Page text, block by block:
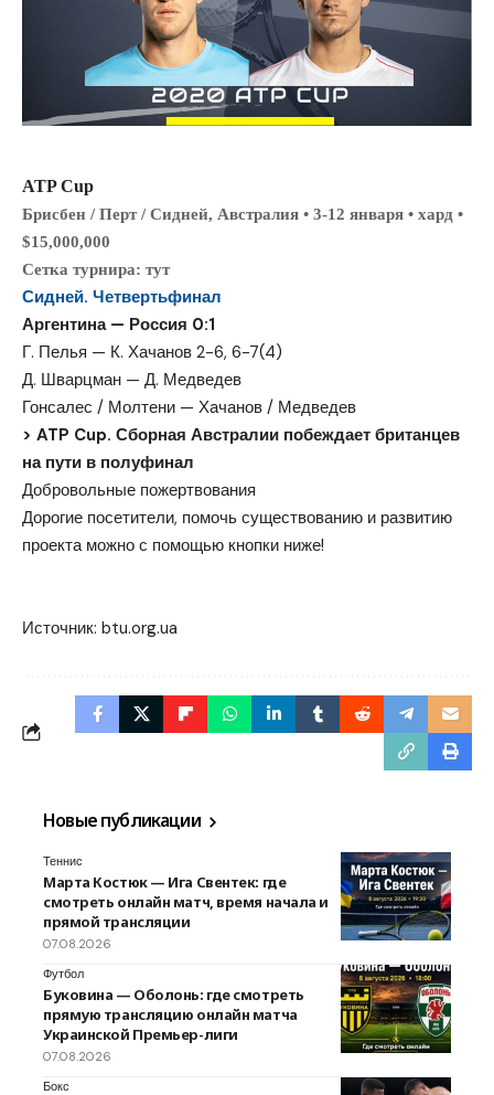
ATP Cup
Брисбен / Перт / Сидней, Австралия • 3-12 января • хард •
$15,000,000
Сетка турнира: тут
Сидней. Четвертьфинал
Аргентина — Россия 0:1
Г. Пелья — К. Хачанов 2-6, 6-7(4)
Д. Шварцман — Д. Медведев
Гонсалес / Молтени — Хачанов / Медведев
> ATP Cup. Сборная Австралии побеждает британцев
на пути в полуфинал
Добровольные пожертвования
Дорогие посетители, помочь существованию и развитию
проекта можно с помощью кнопки ниже!
Источник: btu.org.ua
Новые публикации
Теннис
Марта Костюк — Ига Свентек: где
смотреть онлайн матч, время начала и
прямой трансляции
07.08.2026
Футбол
Буковина — Оболонь: где смотреть
прямую трансляцию онлайн матча
Украинской Премьер-лиги
07.08.2026
Бокс